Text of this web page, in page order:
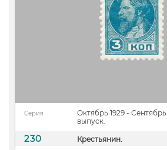
Серия
Октябрь 1929 -
выпуск.
230 Крестьянин.